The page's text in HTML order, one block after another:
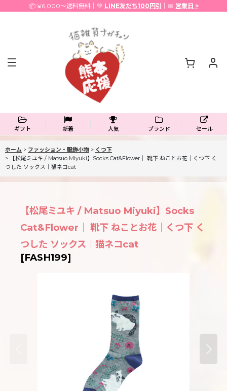
📦 ¥6,000〜送料無料｜💚 LINE友だち100円引 ｜📅 営業日 >
ギフト 新着 人気 ブランド セール
ホーム > ファッション・服飾小物 > くつ下
>
【松尾ミユキ / Matsuo Miyuki】Socks Cat&Flower｜ 靴下 ねことお花｜くつ下 く
つした ソックス｜猫ネコcat
【松尾ミユキ / Matsuo Miyuki】Socks
Cat&Flower｜ 靴下 ねことお花｜くつ下 く
つした ソックス｜猫ネコcat
[FASH199]